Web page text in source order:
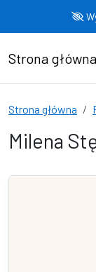
Strona główna
Strona główna
Milena